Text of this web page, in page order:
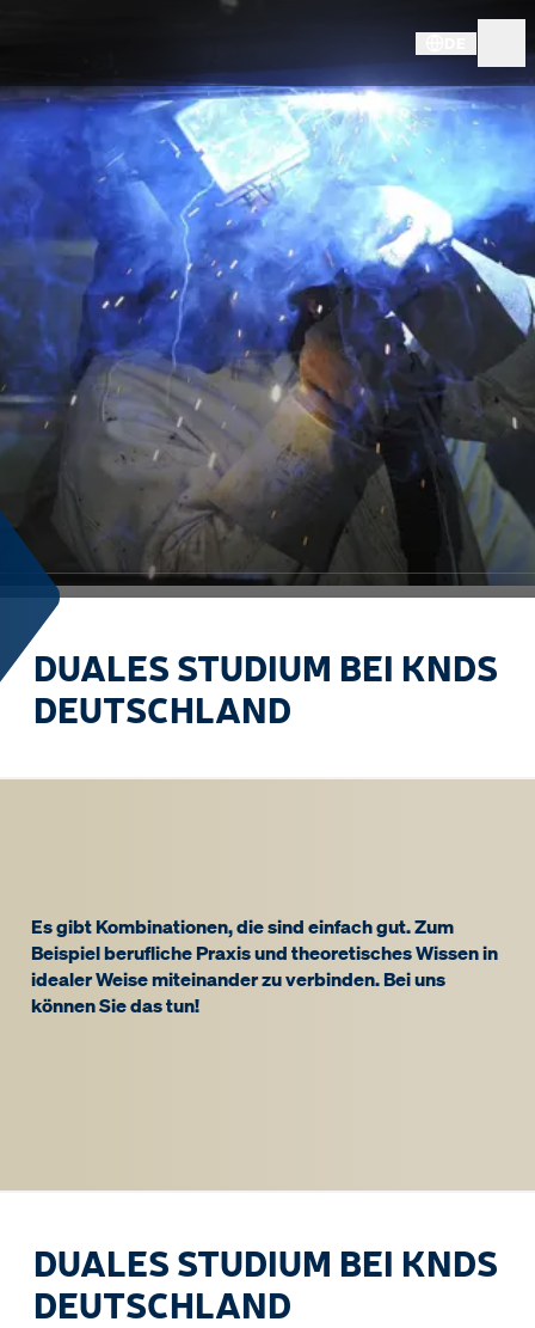
CAREER @ KNDS DE
DUALES STUDIUM BEI KNDS
DEUTSCHLAND
Es gibt Kombinationen, die sind einfach gut. Zum
Beispiel berufliche Praxis und theoretisches Wissen in
idealer Weise miteinander zu verbinden. Bei uns
können Sie das tun!
DUALES STUDIUM BEI KNDS
DEUTSCHLAND